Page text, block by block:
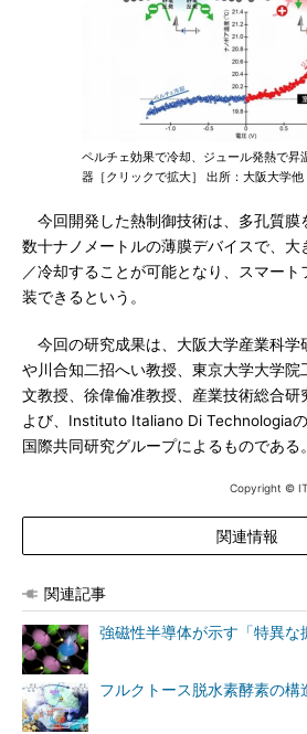
ペルチェ効果で冷却、ジュール発熱で昇
器［クリックで拡大］ 出所：大阪大学他
今回開発した熱制御技術は、多孔質膜
数十ナノメートルの薄膜デバイスで、
／冷却することが可能となり、スマー
装できるという。
今回の研究成果は、大阪大学産業科学
や川合知二招へい教授、東京大学大学
文教授、徐偉倫准教授、産業技術総合研
よび、Instituto Italiano Di Technologiaの
国際共同研究グループによるものである。
Copyright ©
関連情報
関連記事
強磁性半導体が示す「特異な
フルクトース脱水素酵素の構